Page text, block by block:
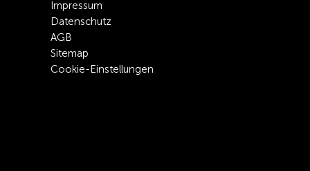
Impressum
Datenschutz
AGB
Sitemap
Cookie-Einstellungen